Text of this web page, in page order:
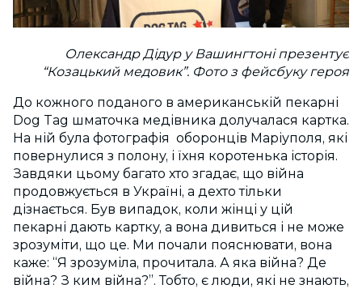
Олександр Дідур у Вашингтоні презентує
“Козацький медовик”. Фото з фейсбуку героя
До кожного поданого в американській пекарні
Dog Tag шматочка медівника долучалася картка.
На ній була фотографія оборонців Маріуполя, які
повернулися з полону, і їхня коротенька історія.
Завдяки цьому багато хто згадає, що війна
продовжується в Україні, а дехто тільки
дізнається. Був випадок, коли жінці у цій
пекарні дають картку, а вона дивиться і не може
зрозуміти, що це. Ми почали пояснювати, вона
каже: “Я зрозуміла, прочитала. А яка війна? Де
війна? З ким війна?”. Тобто, є люди, які не знають,